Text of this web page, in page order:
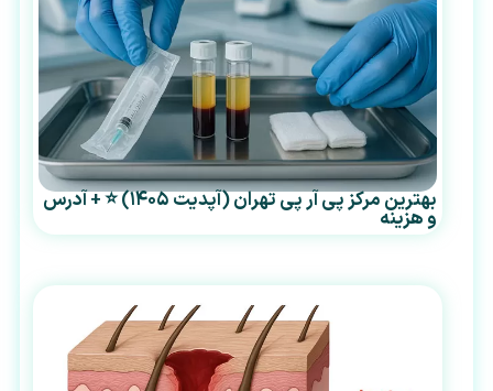
بهترین مرکز پی آر پی تهران (آپدیت ۱۴۰۵) ⭐ + آدرس
و هزینه